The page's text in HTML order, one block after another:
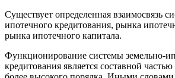
Существует определенная взаимосвязь
ипотечного кредитования, рынка
рынка ипотечного капитала.
Функционирование системы земельно-
кредитования является составной